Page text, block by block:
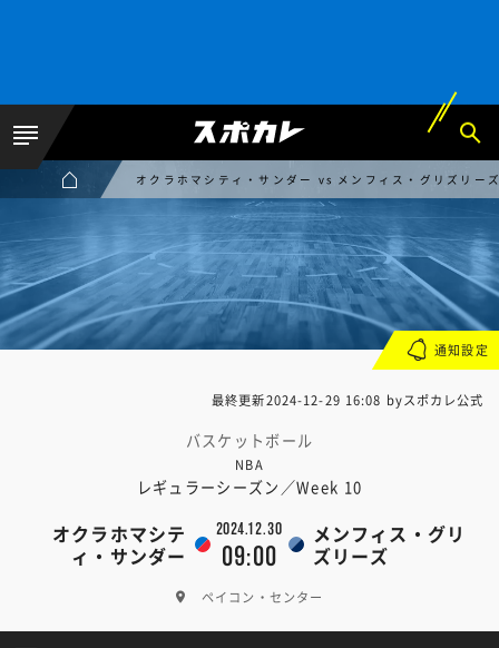
オクラホマシティ・サンダー vs メンフィス・グリズリー
最終更新2024-12-29 16:08 byスポカレ公式
バスケットボール
NBA
レギュラーシーズン／Week 10
オクラホマシテ
ィ・サンダー
2024.12.30
09:00
メンフィス・グリ
ズリーズ
ペイコン・センター
通知設定